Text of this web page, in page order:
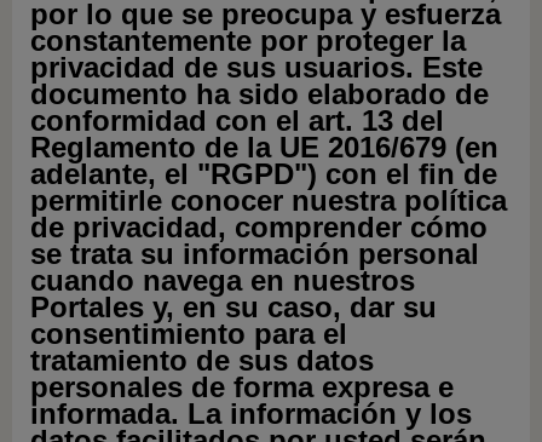
por lo que se preocupa y esfuerza
constantemente por proteger la
privacidad de sus usuarios. Este
documento ha sido elaborado de
conformidad con el art. 13 del
Reglamento de la UE 2016/679 (en
adelante, el "RGPD") con el fin de
permitirle conocer nuestra política
de privacidad, comprender cómo
se trata su información personal
cuando navega en nuestros
Portales y, en su caso, dar su
consentimiento para el
tratamiento de sus datos
personales de forma expresa e
informada. La información y los